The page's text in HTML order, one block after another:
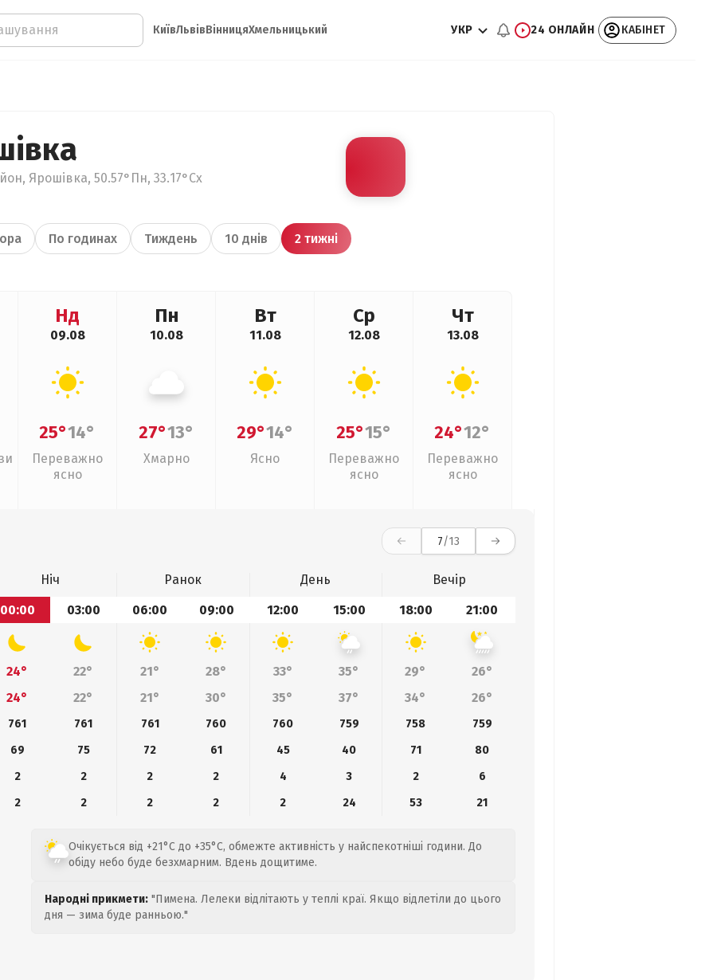
КиївЛьвівВінницяХмельницький УКР 24 ОНЛАЙН КАБІНЕТ
Ярошівка, 50.57°Пн, 33.17°Сх
По годинах Тиждень 10 днів 2 тижні
Нд
09.08
25°14°
Переважно
ясно
Пн
10.08
27°13°
Хмарно
Вт
11.08
29°14°
Ясно
Ср
12.08
25°15°
Переважно
ясно
Чт
13.08
24°12°
Переважно
ясно
7/13
Ніч Ранок День
Вечір
00:00
03:00 06:00 09:00 12:00 15:00 18:00 21:00
24° 22° 21° 28° 33° 35° 29°
26°
24°
22° 21° 30° 35° 37° 34° 26°
761 761 761 760 760 759 758
759
69
75 72 61 45 40 71
80
2
2 2 2 4 3 2
6
2
2 2 2 2 24 53 21
Очікується від +21°C до +35°C, обмежте активність у найспекотніші години. До
обіду небо буде безхмарним. Вдень дощитиме.
Народні прикмети: "Пимена. Лелеки відлітають у теплі краї. Якщо відлетіли до цього
дня — зима буде ранньою."